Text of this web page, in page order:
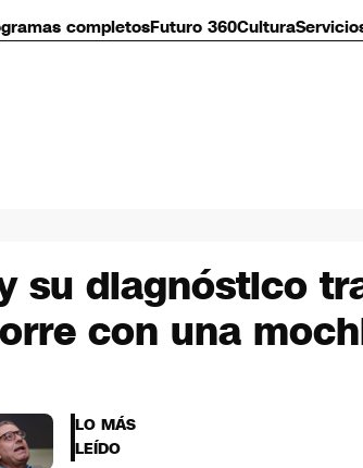
completosFuturo 360Cultura
su diagnóstico
con una
LO MÁS
LEÍDO